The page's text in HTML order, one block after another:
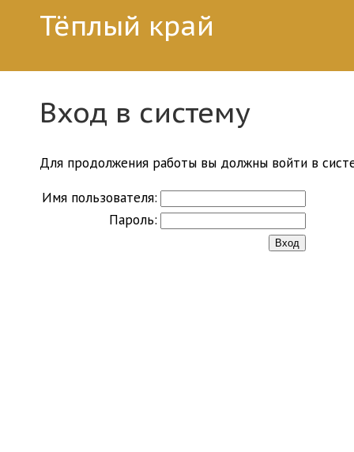
Тёплый край
Вход в систему
Для продолжения работы вы должны войти в
Имя пользователя:
Пароль: